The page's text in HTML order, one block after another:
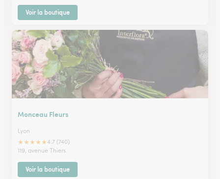
Voir la boutique
Monceau Fleurs
Lyon
★★★★★4.7 (740)
119, avenue Thiers
Voir la boutique